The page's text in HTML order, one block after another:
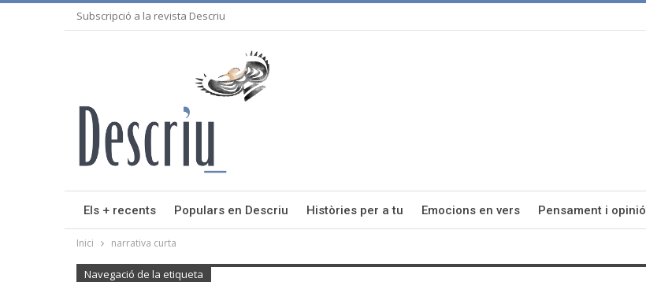
Subscripció a la revista Descriu
Els + recents Populars en Descriu Històries per a tu Emocions en vers Pensament i opinió
Inici narrativa curta
Navegació de la etiqueta